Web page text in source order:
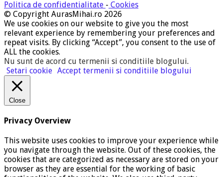
Politica de confidentialitate - Cookies
© Copyright AurasMihai.ro 2026
We use cookies on our website to give you the most
relevant experience by remembering your preferences and
repeat visits. By clicking “Accept”, you consent to the use of
ALL the cookies.
Nu sunt de acord cu termenii si conditiile blogului.
Setari cookie Accept termenii si conditiile blogului
Close
Privacy Overview
This website uses cookies to improve your experience while
you navigate through the website. Out of these cookies, the
cookies that are categorized as necessary are stored on your
browser as they are essential for the working of basic